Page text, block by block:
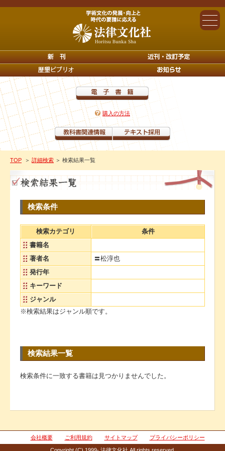
購入の方法
TOP ＞ 詳細検索 ＞ 検索結果一覧
検索条件
検索カテゴリ
条件
書籍名
著者名
〓松淳也
発行年
キーワード
ジャンル
※検索結果はジャンル順です。
検索結果一覧
検索条件に一致する書籍は見つかりませんでした。
会社概要 ご利用規約 サイトマップ プライバシーポリシー